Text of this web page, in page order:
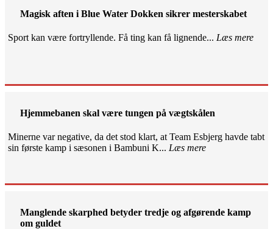
Magisk aften i Blue Water Dokken sikrer mesterskabet
Sport kan være fortryllende. Få ting kan få lignende... Læs mere
Hjemmebanen skal være tungen på vægtskålen
Minerne var negative, da det stod klart, at Team Esbjerg havde tabt
sin første kamp i sæsonen i Bambuni K... Læs mere
Manglende skarphed betyder tredje og afgørende kamp
om guldet